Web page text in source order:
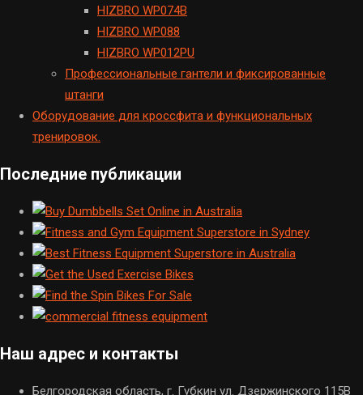
HIZBRO WP074B
HIZBRO WP088
HIZBRO WP012PU
Профессиональные гантели и фиксированные
штанги
Оборудование для кроссфита и функциональных
тренировок.
Последние публикации
Наш адрес и контакты
Белгородская область, г. Губкин ул. Дзержинского 115В